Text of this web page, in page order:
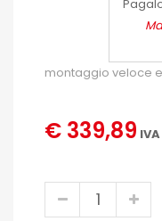
montaggio veloce
€ 339,89